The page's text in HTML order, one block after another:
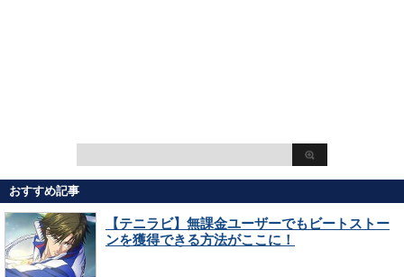
おすすめ記事
【テニラビ】無課金ユーザーでもビートストー
ンを獲得できる方法がここに！